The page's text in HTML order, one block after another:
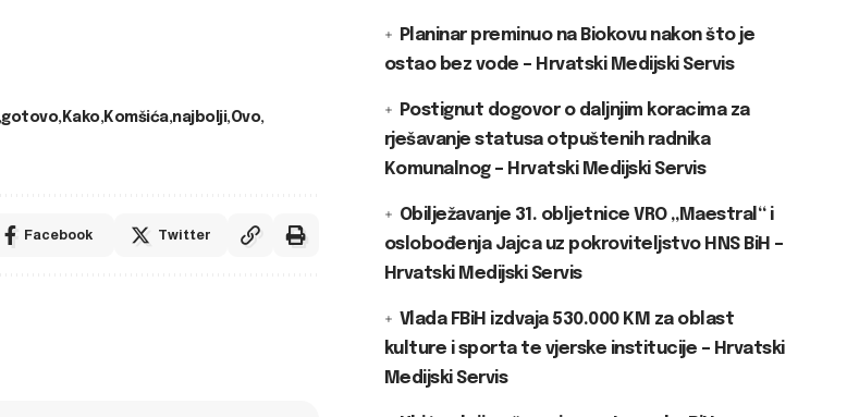
gotovo Kako Komšića najbolji Ovo
Facebook Twitter
Planinar preminuo na Biokovu nakon što je
ostao bez vode – Hrvatski Medijski Servis
Postignut dogovor o daljnjim koracima za
rješavanje statusa otpuštenih radnika
Komunalnog – Hrvatski Medijski Servis
Obilježavanje 31. obljetnice VRO „Maestral“ i
oslobođenja Jajca uz pokroviteljstvo HNS BiH –
Hrvatski Medijski Servis
Vlada FBiH izdvaja 530.000 KM za oblast
kulture i sporta te vjerske institucije – Hrvatski
Medijski Servis